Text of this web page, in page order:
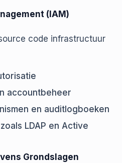
(IAM)
code infrastructuur
accountbeheer
en auditlogboeken
LDAP en Active
Grondslagen